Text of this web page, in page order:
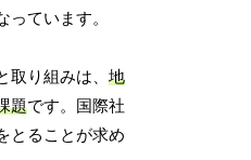
っています。
取り組みは、地
題です。国際社
とることが求め